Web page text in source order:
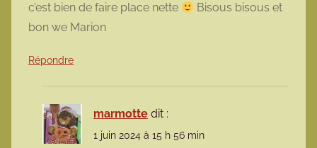
c’est bien de faire place nette
Bisous bisous et
bon we Marion
Répondre
marmotte dit :
1 juin 2024 à 15 h 56 min